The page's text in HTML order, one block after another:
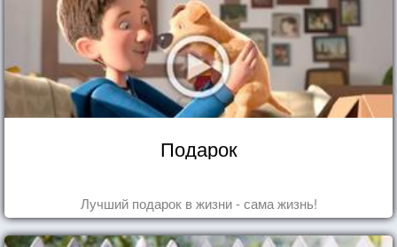
Подарок
Лучший подарок в жизни - сама жизнь!